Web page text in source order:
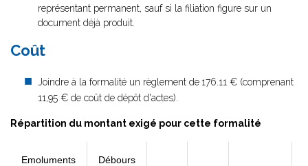
représentant permanent, sauf si la filiation figure sur un
document déjà produit.
Coût
Joindre à la formalité un règlement de176.11 € (comprenant
11,95 € de coût de dépôt d'actes).
Répartition du montant exigé pour cette formalité
Emoluments
Débours